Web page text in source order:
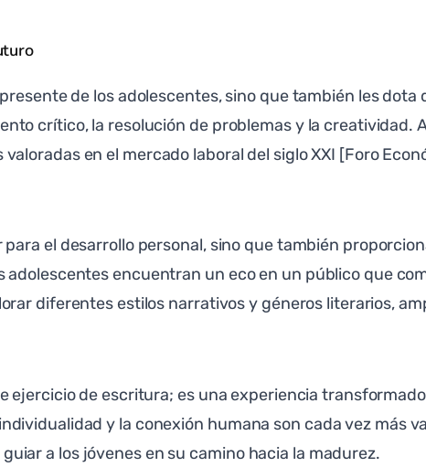
de los adolescentes, sino que también les
crítico, la resolución de problemas y la creatividad.
en el mercado laboral del siglo XXI [Foro
el desarrollo personal, sino que también
adolescentes encuentran un eco en un público que
diferentes estilos narrativos y géneros literarios,
ejercicio de escritura; es una experiencia
y la conexión humana son cada vez más
a los jóvenes en su camino hacia la madurez.